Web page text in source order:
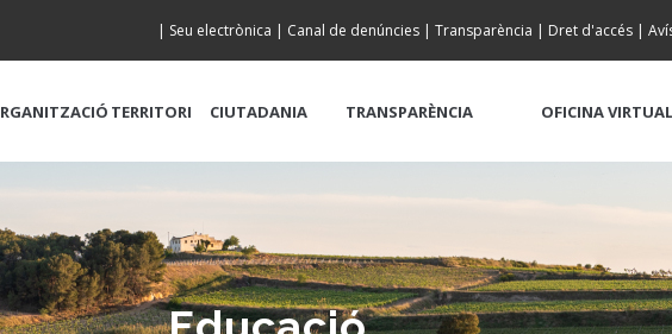
| Seu electrònica | Canal de denúncies | Transparència | Dret d'accés |
TERRITORI CIUTADANIA TRANSPARÈNCIA OFICINA VIRTUAL